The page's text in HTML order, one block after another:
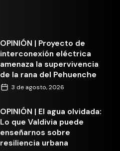
OPINIÓN | Proyecto de
interconexión eléctrica
amenaza la supervivencia
de la rana del Pehuenche
3 de agosto, 2026
OPINIÓN | El agua olvidada:
Lo que Valdivia puede
enseñarnos sobre
resiliencia urbana